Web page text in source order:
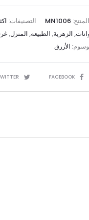
MN1006 التصنيفات:
, الزهرية, الطبيعه, المنزل,
الأزرق
FACEBOOK